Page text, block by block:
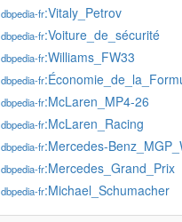
dbpedia-fr:Vitaly_Petrov
dbpedia-fr:Voiture_de_sécurité
dbpedia-fr:Williams_FW33
dbpedia-fr
dbpedia-fr:McLaren_MP4-26
dbpedia-fr:McLaren_Racing
dbpedia-fr:Mercedes-
dbpedia-fr:Mercedes_Grand_Prix
dbpedia-fr:Michael_Schumacher